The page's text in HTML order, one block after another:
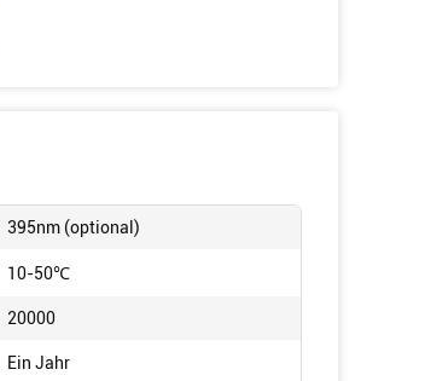
395nm (optional)
10-50℃
20000
Ein Jahr